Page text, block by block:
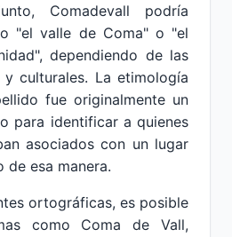
Comadevall podría
"el valle de Coma" o "el
dependiendo de las
culturales. La etimología
fue originalmente un
para identificar a quienes
asociados con un lugar
de esa manera.
ortográficas, es posible
como Coma de Vall,